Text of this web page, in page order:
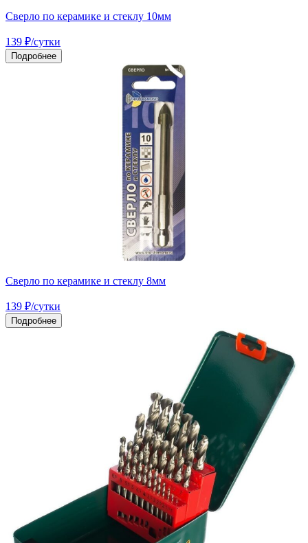
Сверло по керамике и стеклу 10мм
139 ₽/сутки
Подробнее
Сверло по керамике и стеклу 8мм
139 ₽/сутки
Подробнее